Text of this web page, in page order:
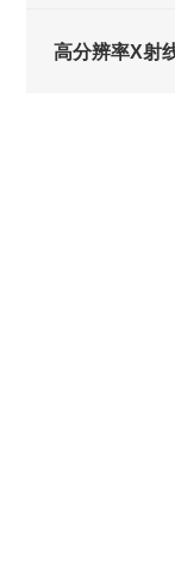
高分辨率X射